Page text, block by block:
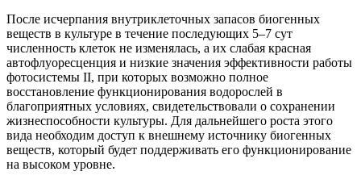
После исчерпания внутриклеточных запасов биогенных
веществ в культуре в течение последующих 5–7 сут
численность клеток не изменялась, а их слабая красная
автофлуоресценция и низкие значения эффективности работы
фотосистемы II, при которых возможно полное
восстановление функционирования водорослей в
благоприятных условиях, свидетельствовали о сохранении
жизнеспособности культуры. Для дальнейшего роста этого
вида необходим доступ к внешнему источнику биогенных
веществ, который будет поддерживать его функционирование
на высоком уровне.